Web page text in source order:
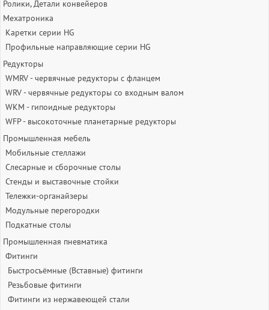
Ролики, Детали конвейеров
Мехатроника
Каретки серии HG
Профильные направляющие серии HG
Редукторы
WMRV - червячные редукторы с фланцем
WRV - червячные редукторы со входным валом
WKM - гипоидные редукторы
WFP - высокоточные планетарные редукторы
Промышленная мебель
Мобильные стеллажи
Слесарные и сборочные столы
Стенды и выставочные стойки
Тележки-органайзеры
Модульные перегородки
Подкатные столы
Промышленная пневматика
Фитинги
Быстросъёмные (Вставные) фитинги
Резьбовые фитинги
Фитинги из нержавеющей стали